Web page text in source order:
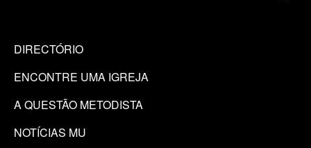
DIRECTÓRIO
ENCONTRE UMA IGREJA
A QUESTÃO METODISTA
NOTÍCIAS MU